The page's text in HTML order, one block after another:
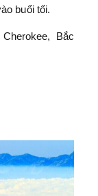
buổi tối.
Bắc